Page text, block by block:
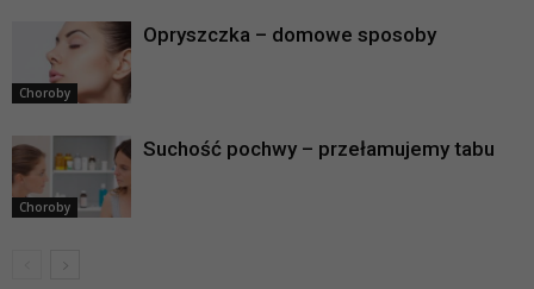
Choroby
Opryszczka – domowe sposoby
Choroby
Suchość pochwy – przełamujemy tabu